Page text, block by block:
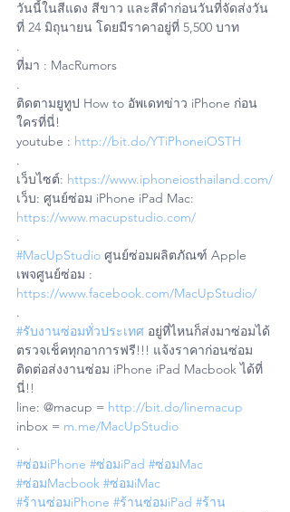
วันนี้ในสีแดง สีขาว และสีดำก่อนวันที่จัดส่งวัน
ที่ 24 มิถุนายน โดยมีราคาอยู่ที่ 5,500 บาท
.
ที่มา : MacRumors
.
ติดตามยูทูป How to อัพเดทข่าว iPhone ก่อน
ใครที่นี่!
youtube : http://bit.do/YTiPhoneiOSTH
.
เว็บไซต์: https://www.iphoneiosthailand.com/
เว็บ: ศูนย์ซ่อม iPhone iPad Mac:
https://www.macupstudio.com/
.
#MacUpStudio ศูนย์ซ่อมผลิตภัณฑ์ Apple
เพจศูนย์ซ่อม :
https://www.facebook.com/MacUpStudio/
.
#รับงานซ่อมทั่วประเทศ อยู่ที่ไหนก็ส่งมาซ่อมได้
ตรวจเช็คทุกอาการฟรี!!! แจ้งราคาก่อนซ่อม
ติดต่อส่งงานซ่อม iPhone iPad Macbook ได้ที่
นี่!!
line: @macup = http://bit.do/linemacup
inbox = m.me/MacUpStudio
.
#ซ่อมiPhone #ซ่อมiPad #ซ่อมMac
#ซ่อมMacbook #ซ่อมiMac
#ร้านซ่อมiPhone #ร้านซ่อมiPad #ร้าน